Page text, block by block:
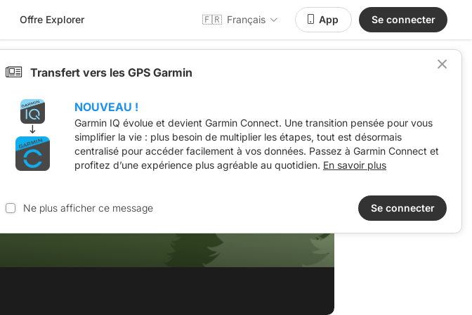
Offre Explorer 🇫🇷 Français App Se connecter
Transfert vers les GPS Garmin
NOUVEAU !
Garmin IQ évolue et devient Garmin Connect. Une transition pensée pour vous
simplifier la vie : plus besoin de multiplier les étapes, tout est désormais
centralisé pour accéder facilement à vos données. Passez à Garmin Connect et
profitez d’une expérience plus agréable au quotidien. En savoir plus
Ne plus afficher ce message Se connecter